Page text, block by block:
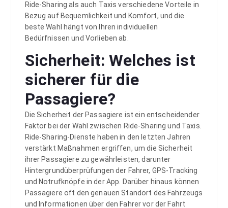
Ride-Sharing als auch Taxis verschiedene Vorteile in
Bezug auf Bequemlichkeit und Komfort, und die
beste Wahl hängt von Ihren individuellen
Bedürfnissen und Vorlieben ab.
Sicherheit: Welches ist
sicherer für die
Passagiere?
Die Sicherheit der Passagiere ist ein entscheidender
Faktor bei der Wahl zwischen Ride-Sharing und Taxis.
Ride-Sharing-Dienste haben in den letzten Jahren
verstärkt Maßnahmen ergriffen, um die Sicherheit
ihrer Passagiere zu gewährleisten, darunter
Hintergrundüberprüfungen der Fahrer, GPS-Tracking
und Notrufknöpfe in der App. Darüber hinaus können
Passagiere oft den genauen Standort des Fahrzeugs
und Informationen über den Fahrer vor der Fahrt